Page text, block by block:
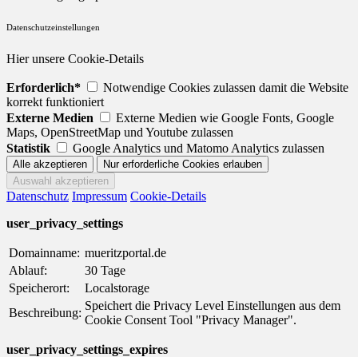
Datenschutzeinstellungen
Hier unsere Cookie-Details
Erforderlich*
Notwendige Cookies zulassen damit die Website
korrekt funktioniert
Externe Medien
Externe Medien wie Google Fonts, Google
Maps, OpenStreetMap und Youtube zulassen
Statistik
Google Analytics und Matomo Analytics zulassen
Datenschutz Impressum Cookie-Details
user_privacy_settings
Domainname: mueritzportal.de
Ablauf:
30 Tage
Speicherort:
Localstorage
Beschreibung:
Speichert die Privacy Level Einstellungen aus dem
Cookie Consent Tool "Privacy Manager".
user_privacy_settings_expires